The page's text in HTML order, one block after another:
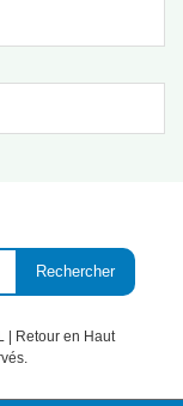
Rechercher
| Retour en Haut